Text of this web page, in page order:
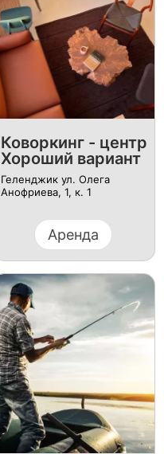
Коворкинг - центр
Хороший вариант
Геленджик ул. Олега
Анофриева, 1, к. 1
Аренда